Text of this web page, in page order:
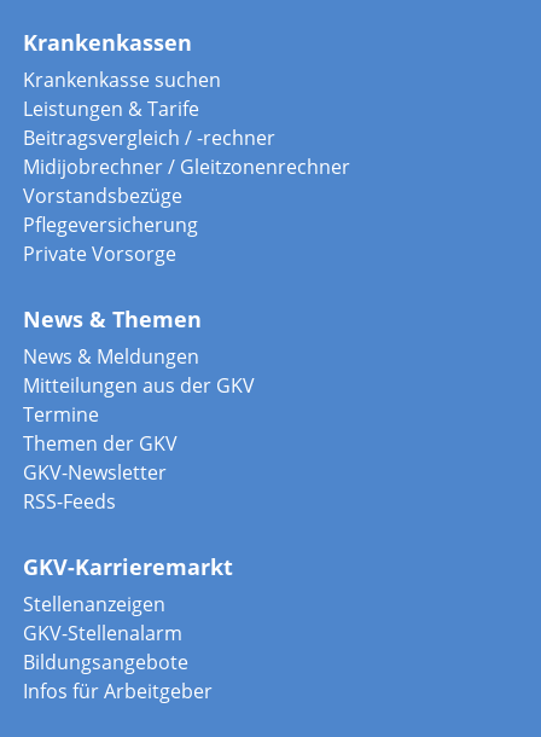
Krankenkassen
Krankenkasse suchen
Leistungen & Tarife
Beitragsvergleich / -rechner
Midijobrechner / Gleitzonenrechner
Vorstandsbezüge
Pflegeversicherung
Private Vorsorge
News & Themen
News & Meldungen
Mitteilungen aus der GKV
Termine
Themen der GKV
GKV-Newsletter
RSS-Feeds
GKV-Karrieremarkt
Stellenanzeigen
GKV-Stellenalarm
Bildungsangebote
Infos für Arbeitgeber